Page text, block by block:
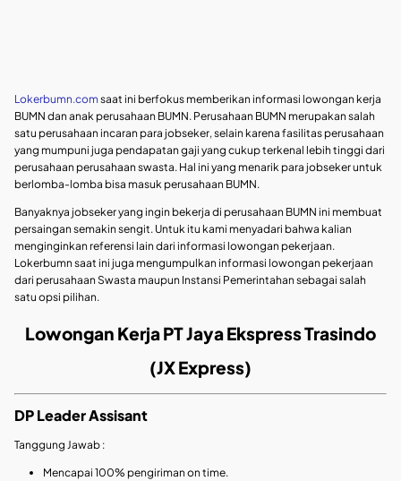
Lokerbumn.comsaat ini berfokus memberikan informasi lowongan kerja
BUMN dan anak perusahaan BUMN. Perusahaan BUMN merupakan salah
satu perusahaan incaran para jobseker, selain karena fasilitas perusahaan
yang mumpuni juga pendapatan gaji yang cukup terkenal lebih tinggi dari
perusahaan perusahaan swasta. Hal ini yang menarik para jobseker untuk
berlomba-lomba bisa masuk perusahaan BUMN.
Banyaknya jobseker yang ingin bekerja di perusahaan BUMN ini membuat
persaingan semakin sengit. Untuk itu kami menyadari bahwa kalian
menginginkan referensi lain dari informasi lowongan pekerjaan.
Lokerbumn saat ini juga mengumpulkan informasi lowongan pekerjaan
dari perusahaan Swasta maupun Instansi Pemerintahan sebagai salah
satu opsi pilihan.
Lowongan Kerja PT Jaya Ekspress Trasindo
(JX Express)
DP Leader Assisant
Tanggung Jawab :
Mencapai 100% pengiriman on time.